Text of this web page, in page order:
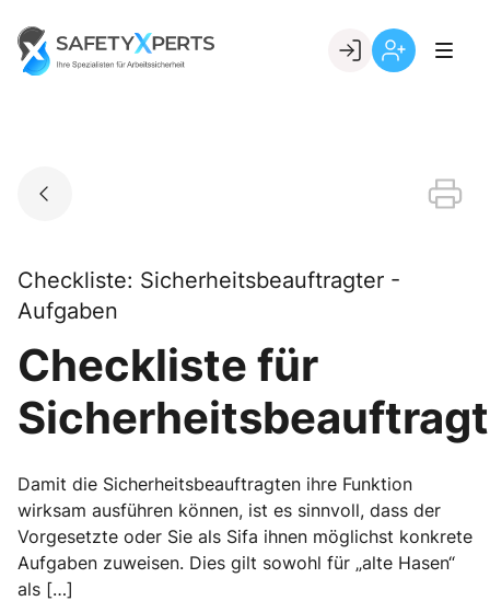
content
Go to landing page.
Checkliste: Sicherheitsbeauftragter -
Aufgaben
Checkliste für
Damit die Sicherheitsbeauftragten ihre Funktion
wirksam ausführen können, ist es sinnvoll, dass der
Vorgesetzte oder Sie als Sifa ihnen möglichst konkrete
Aufgaben zuweisen. Dies gilt sowohl für „alte Hasen“
als […]